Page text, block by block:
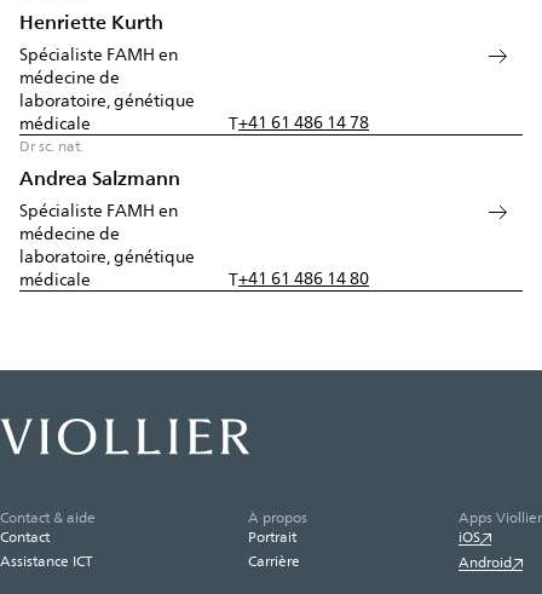
Henriette Kurth
Spécialiste FAMH en
médecine de
laboratoire, génétique
médicale
T+41 61 486 14 78
Dr sc. nat.
Andrea Salzmann
Spécialiste FAMH en
médecine de
laboratoire, génétique
médicale
T+41 61 486 14 80
Contact & aide
Contact
Assistance ICT
À propos
Portrait
Carrière
Apps Viollier
iOS
Android